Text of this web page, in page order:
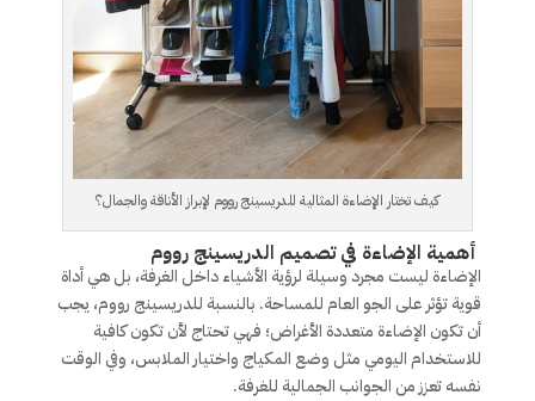
كيف تختار الإضاءة المثالية للدريسينج رووم لإبراز الأناقة والجمال؟
أهمية الإضاءة في تصميم الدريسينج رووم
الإضاءة ليست مجرد وسيلة لرؤية الأشياء داخل الغرفة، بل هي أداة
قوية تؤثر على الجو العام للمساحة. بالنسبة للدريسينج رووم، يجب
أن تكون الإضاءة متعددة الأغراض؛ فهي تحتاج لأن تكون كافية
للاستخدام اليومي مثل وضع المكياج واختيار الملابس، وفي الوقت
نفسه تعزز من الجوانب الجمالية للغرفة.